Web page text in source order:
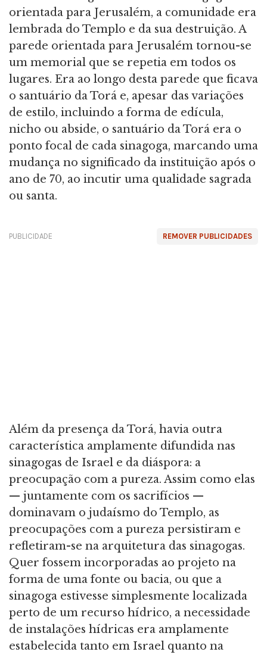
orientada para Jerusalém, a comunidade era
lembrada do Templo e da sua destruição. A
parede orientada para Jerusalém tornou-se
um memorial que se repetia em todos os
lugares. Era ao longo desta parede que ficava
o santuário da Torá e, apesar das variações
de estilo, incluindo a forma de edícula,
nicho ou abside, o santuário da Torá era o
ponto focal de cada sinagoga, marcando uma
mudança no significado da instituição após o
ano de 70, ao incutir uma qualidade sagrada
ou santa.
REMOVER PUBLICIDADES
PUBLICIDADE
Além da presença da Torá, havia outra
característica amplamente difundida nas
sinagogas de Israel e da diáspora: a
preocupação com a pureza. Assim como elas
— juntamente com os sacrifícios —
dominavam o judaísmo do Templo, as
preocupações com a pureza persistiram e
refletiram-se na arquitetura das sinagogas.
Quer fossem incorporadas ao projeto na
forma de uma fonte ou bacia, ou que a
sinagoga estivesse simplesmente localizada
perto de um recurso hídrico, a necessidade
de instalações hídricas era amplamente
estabelecida tanto em Israel quanto na